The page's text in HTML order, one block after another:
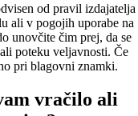
od pravil izdajatelja
ali v pogojih uporabe na
unovčite čim prej, da se
poteku veljavnosti. Če
pri blagovni znamki.
vračilo ali